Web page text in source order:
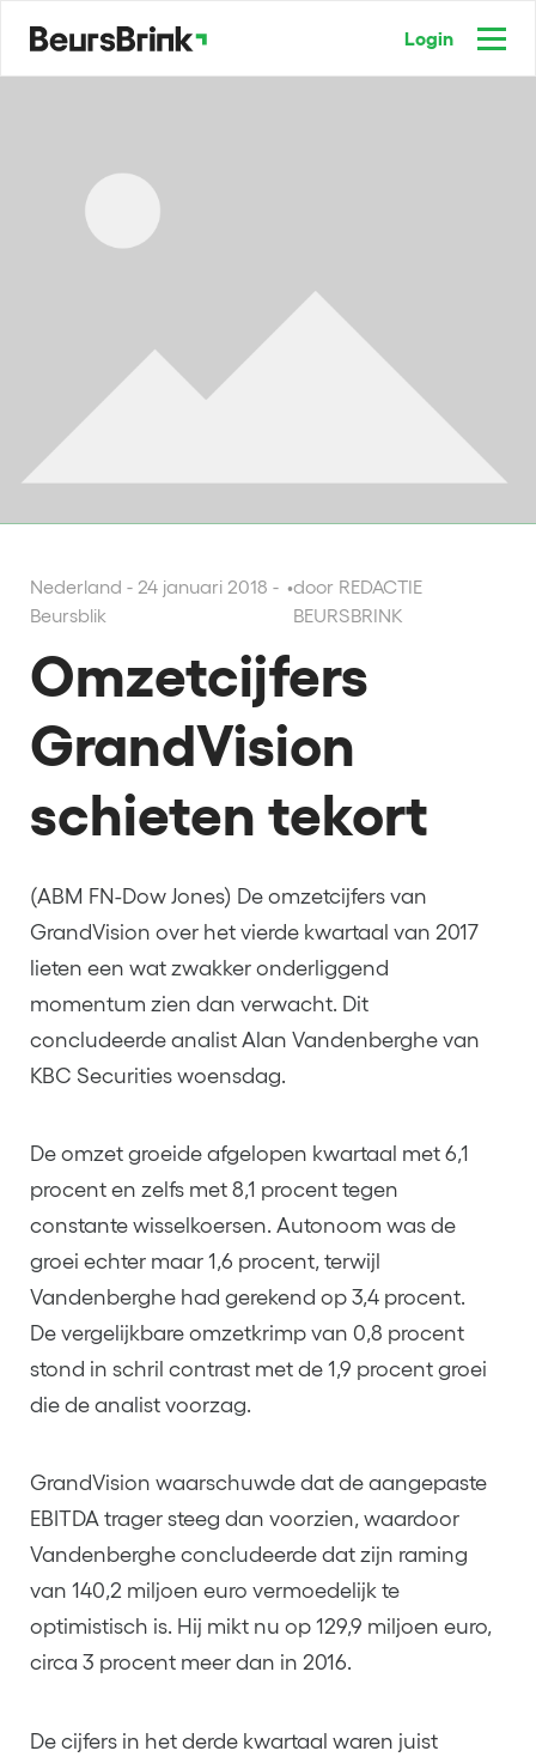
Login
Nederland - 24 januari 2018 -
Beursblik
•door REDACTIE
BEURSBRINK
Omzetcijfers
GrandVision
schieten tekort
(ABM FN-Dow Jones) De omzetcijfers van
GrandVision over het vierde kwartaal van 2017
lieten een wat zwakker onderliggend
momentum zien dan verwacht. Dit
concludeerde analist Alan Vandenberghe van
KBC Securities woensdag.
De omzet groeide afgelopen kwartaal met 6,1
procent en zelfs met 8,1 procent tegen
constante wisselkoersen. Autonoom was de
groei echter maar 1,6 procent, terwijl
Vandenberghe had gerekend op 3,4 procent.
De vergelijkbare omzetkrimp van 0,8 procent
stond in schril contrast met de 1,9 procent groei
die de analist voorzag.
GrandVision waarschuwde dat de aangepaste
EBITDA trager steeg dan voorzien, waardoor
Vandenberghe concludeerde dat zijn raming
van 140,2 miljoen euro vermoedelijk te
optimistisch is. Hij mikt nu op 129,9 miljoen euro,
circa 3 procent meer dan in 2016.
De cijfers in het derde kwartaal waren juist